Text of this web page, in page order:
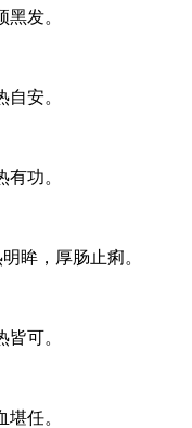
发。
安。
功。
眸，厚肠止痢。
可。
任。